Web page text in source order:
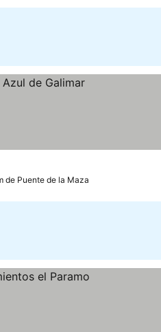
de Puente de la Maza